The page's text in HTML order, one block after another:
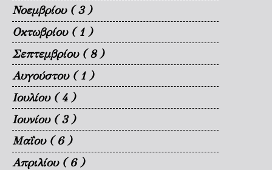
Νοεμβρίου ( 3 )
Οκτωβρίου ( 1 )
Σεπτεμβρίου ( 8 )
Αυγούστου ( 1 )
Ιουλίου ( 4 )
Ιουνίου ( 3 )
Μαΐου ( 6 )
Απριλίου ( 6 )